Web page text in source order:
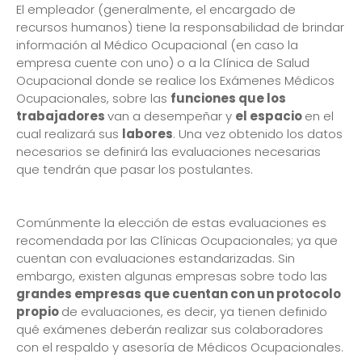
El empleador (generalmente, el encargado de
recursos humanos) tiene la responsabilidad de brindar
información al Médico Ocupacional (en caso la
empresa cuente con uno) o a la Clínica de Salud
Ocupacional donde se realice los Exámenes Médicos
Ocupacionales, sobre las funciones que los
trabajadoresvan a desempeñar y el espacioen el
cual realizará sus labores. Una vez obtenido los datos
necesarios se definirá las evaluaciones necesarias
que tendrán que pasar los postulantes.
Comúnmente la elección de estas evaluaciones es
recomendada por las Clínicas Ocupacionales; ya que
cuentan con evaluaciones estandarizadas. Sin
embargo, existen algunas empresas sobre todo las
grandes empresas que cuentan con un protocolo
propiode evaluaciones, es decir, ya tienen definido
qué exámenes deberán realizar sus colaboradores
con el respaldo y asesoría de Médicos Ocupacionales.